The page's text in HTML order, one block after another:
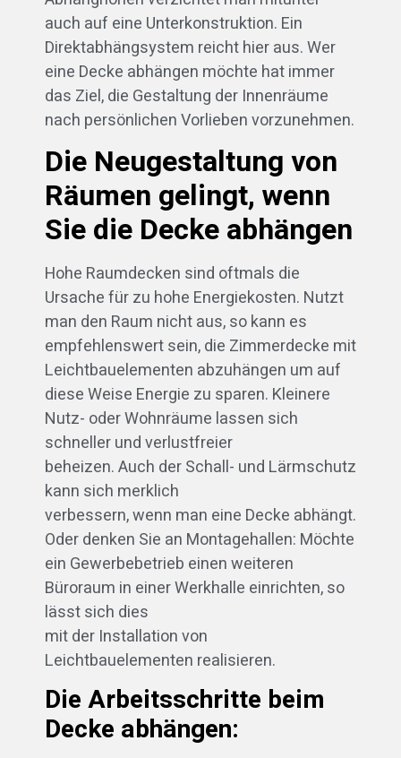
auch auf eine Unterkonstruktion. Ein
Direktabhängsystem reicht hier aus. Wer
eine Decke abhängen möchte hat immer
das Ziel, die Gestaltung der Innenräume
nach persönlichen Vorlieben vorzunehmen.
Die Neugestaltung von
Räumen gelingt, wenn
Sie die Decke abhängen
Hohe Raumdecken sind oftmals die
Ursache für zu hohe Energiekosten. Nutzt
man den Raum nicht aus, so kann es
empfehlenswert sein, die Zimmerdecke mit
Leichtbauelementen abzuhängen um auf
diese Weise Energie zu sparen. Kleinere
Nutz- oder Wohnräume lassen sich
schneller und verlustfreier
beheizen. Auch der Schall- und Lärmschutz
kann sich merklich
verbessern, wenn man eine Decke abhängt.
Oder denken Sie an Montagehallen: Möchte
ein Gewerbebetrieb einen weiteren
Büroraum in einer Werkhalle einrichten, so
lässt sich dies
mit der Installation von
Leichtbauelementen realisieren.
Die Arbeitsschritte beim
Decke abhängen: